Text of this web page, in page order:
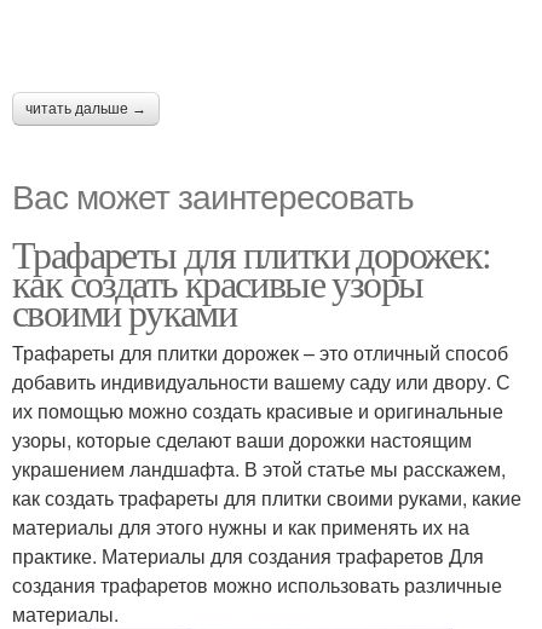
читать дальше →
Вас может заинтересовать
Трафареты для плитки дорожек:
как создать красивые узоры
своими руками
Трафареты для плитки дорожек – это отличный способ
добавить индивидуальности вашему саду или двору. С
их помощью можно создать красивые и оригинальные
узоры, которые сделают ваши дорожки настоящим
украшением ландшафта. В этой статье мы расскажем,
как создать трафареты для плитки своими руками, какие
материалы для этого нужны и как применять их на
практике. Материалы для создания трафаретов Для
создания трафаретов можно использовать различные
материалы.